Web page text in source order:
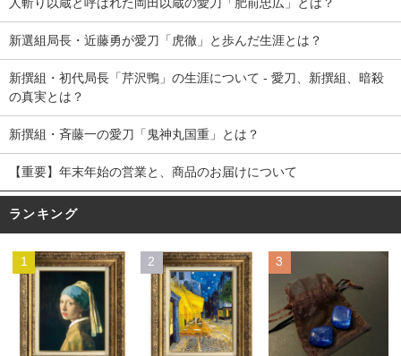
新選組局長・近藤勇が愛刀「虎徹」と歩んだ生涯とは？
新撰組・初代局長「芹沢鴨」の生涯について - 愛刀、新撰組、暗殺
の真実とは？
新撰組・斉藤一の愛刀「鬼神丸国重」とは？
【重要】年末年始の営業と、商品のお届けについて
ランキング
1 2 3